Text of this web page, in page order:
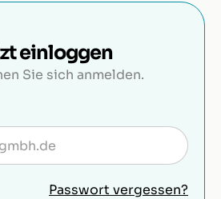
einloggen
Sie sich anmelden.
Passwort vergessen?